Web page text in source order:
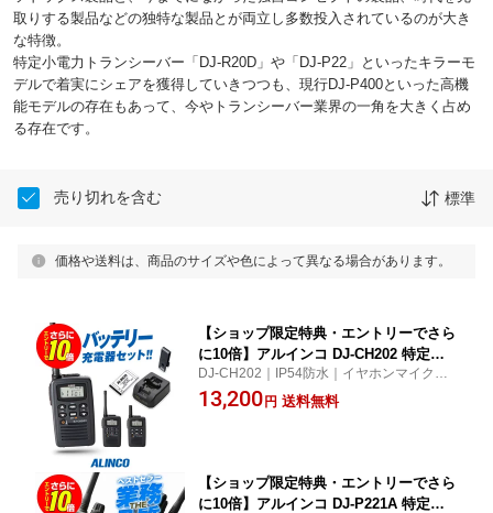
取りする製品などの独特な製品とが両立し多数投入されているのが大き
な特徴。
特定小電力トランシーバー「DJ-R20D」や「DJ-P22」といったキラーモ
デルで着実にシェアを獲得していきつつも、現行DJ-P400といった高機
能モデルの存在もあって、今やトランシーバー業界の一角を大きく占め
る存在です。
売り切れを含む 標準
価格や送料は、商品のサイズや色によって異なる場合があります。
【ショップ限定特典・エントリーでさら
に10倍】アルインコ DJ-CH202 特定小
電力 トランシーバー / 免許不要 インカ
ム DJ-CH202S DJ-CH202M DJ-CH202L
DJ-CH202｜IP54防水｜イヤホンマイクを
一緒に買えばすべて揃う、充電器やバッテ
リーがセットになった薄型・軽量なトラン
13,200 円 送料無料
【ショップ限定特典・エントリーでさら
に10倍】アルインコ DJ-P221A 特定小